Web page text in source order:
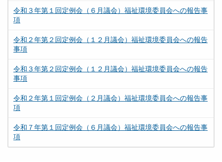
令和３年第１回定例会（６月議会）福祉環境委員会への報告事
項
令和２年第２回定例会（１２月議会）福祉環境委員会への報告
事項
令和３年第２回定例会（１２月議会）福祉環境委員会への報告
事項
令和２年第１回定例会（２月議会）福祉環境委員会への報告事
項
令和７年第１回定例会（６月議会）福祉環境委員会への報告事
項